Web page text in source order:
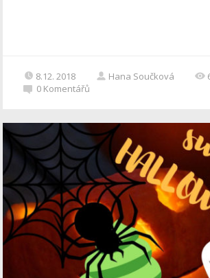
8.12. 2018 Hana Součková
0 Komentářů